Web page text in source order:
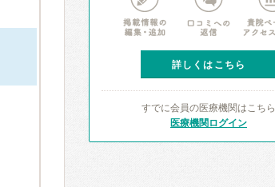
詳しくはこちら
すでに会員の医療機関はこちら
医療機関ログイン